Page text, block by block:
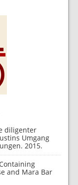
diligenter
Umgang
2015.
and Mara Bar